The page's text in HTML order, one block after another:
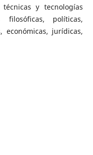
y tecnologías
filosóficas, políticas,
económicas, jurídicas,